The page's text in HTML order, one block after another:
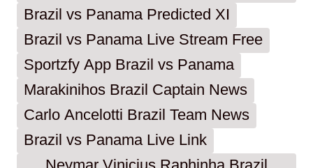
Brazil vs Panama Predicted XI
Brazil vs Panama Live Stream Free
Sportzfy App Brazil vs Panama
Marakinihos Brazil Captain News
Carlo Ancelotti Brazil Team News
Brazil vs Panama Live Link